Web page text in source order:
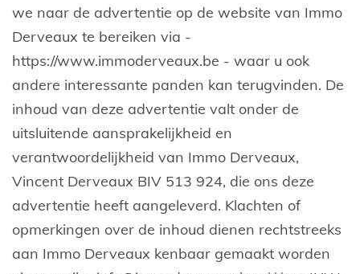
we naar de advertentie op de website van Immo
Derveaux te bereiken via -
https://www.immoderveaux.be - waar u ook
andere interessante panden kan terugvinden. De
inhoud van deze advertentie valt onder de
uitsluitende aansprakelijkheid en
verantwoordelijkheid van Immo Derveaux,
Vincent Derveaux BIV 513 924, die ons deze
advertentie heeft aangeleverd. Klachten of
opmerkingen over de inhoud dienen rechtstreeks
aan Immo Derveaux kenbaar gemaakt worden